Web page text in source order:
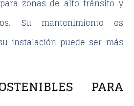
zonas de alto tránsito y
Su mantenimiento es
instalación puede ser más
PARA